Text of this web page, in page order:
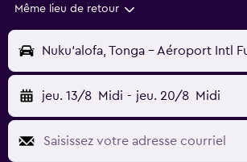
Même lieu de retour
jeu. 13/8 Midi - jeu. 20/8 Midi